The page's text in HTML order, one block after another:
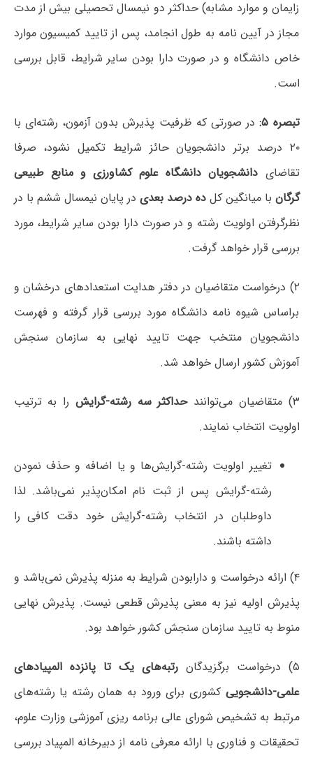
زایمان و موارد مشابه) حداکثر دو نیمسال تحصیلی بیش از مدت
مجاز در آیین نامه به طول انجامد، پس از تایید کمیسیون موارد
خاص دانشگاه و در صورت دارا بودن سایر شرایط، قابل بررسی
است.
تبصره ۵:
در صورتی که ظرفیت پذیرش بدون آزمون، رشته‌ای با
۲۰ درصد برتر دانشجویان حائز شرایط تکمیل نشود، صرفا
تقاضای دانشجویان دانشگاه علوم کشاورزی و منابع طبیعی
گرگان با میانگین کلده درصد بعدی در پایان نیمسال ششم با در
نظرگرفتن اولویت رشته و در صورت دارا بودن سایر شرایط، مورد
بررسی قرار خواهد گرفت.
۲) درخواست متقاضیان در دفتر هدایت استعدادهای درخشان و
براساس شیوه نامه دانشگاه مورد بررسی قرار گرفته و فهرست
دانشجویان منتخب جهت تایید نهایی به سازمان سنجش
آموزش کشور ارسال خواهد شد.
۳) متقاضیان می‌توانند حداکثر سه رشته-گرایش را به ترتیب
اولویت انتخاب نمایند.
تغییر اولویت رشته-گرایش‌ها و یا اضافه و حذف نمودن
رشته-گرایش پس از ثبت نام امکان‌پذیر نمی‌باشد. لذا
داوطلبان در انتخاب رشته-گرایش خود دقت کافی را
داشته باشند.
۴) ارائه درخواست و دارابودن شرایط به منزله پذیرش نمی‌باشد و
پذیرش اولیه نیز به معنی پذیرش قطعی نیست. پذیرش نهایی
منوط به تایید سازمان سنجش کشور خواهد بود.
۵) درخواست برگزیدگان
رتبه‌های یک تا پانزده المپیادهای
علمی-دانشجویی کشوری برای ورود به همان رشته یا رشته‌های
مرتبط به تشخیص شورای عالی برنامه ریزی آموزشی وزارت علوم،
تحقیقات و فناوری با ارائه معرفی نامه از دبیرخانه المپیاد بررسی